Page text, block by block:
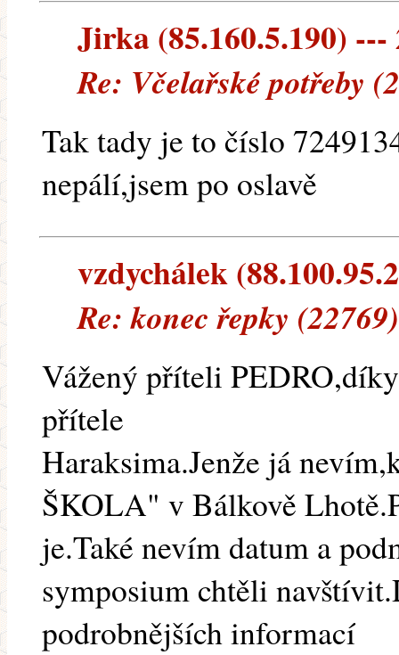
Jirka (85.160.5.190) ---
Re: Včelařské potřeby
Tak tady je to číslo
nepálí,jsem po oslavě
vzdychálek
Re: konec řepky
Vážený příteli
přítele
Haraksima.Jenže já
ŠKOLA" v Bálkově
je.Také nevím datum a
symposium chtěli
podrobnějších informací